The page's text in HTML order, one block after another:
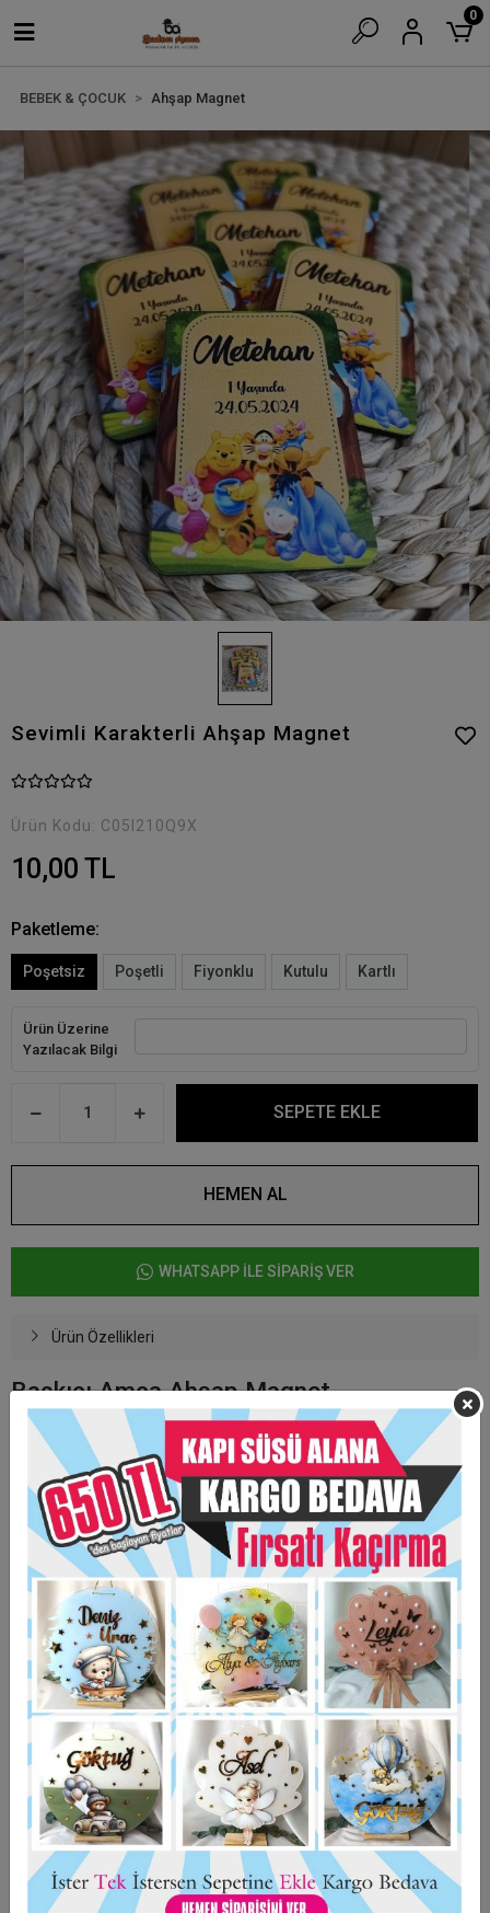
0
BEBEK & ÇOCUK Ahşap Magnet
Sevimli Karakterli Ahşap Magnet
Ürün Kodu: C05I210Q9X
10,00 TL
Paketleme:
Poşetsiz Poşetli Fiyonklu Kutulu Kartlı
Ürün Üzerine
Yazılacak Bilgi
SEPETE EKLE
HEMEN AL
WHATSAPP İLE SİPARİŞ VER
Ürün Özellikleri
Baskıcı Amca Ahşap Magnet
EN AZ 30 ADET SİPARİŞ ALINMAKTADIR.
30 ADET SİPARİŞ ALTINDA OTAMATİK SİPARİŞLERİNİZ İPTAL
EDİLECEKTİR.
6*6 CM EBADINDIR
ARKASI MIKNATISLIDIR
KİŞİYE ÖZEL HAZIRLANMAKTADIR.
Taksit Seçenekleri
Garanti Ve Teslimat
Hızlı Gönderi Güvenli Alışveriş İade ve Değişim